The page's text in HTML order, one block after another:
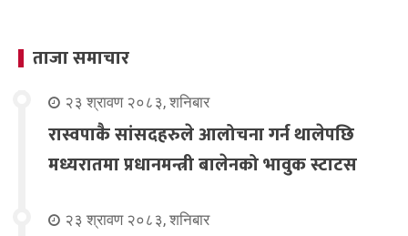
ताजा समाचार
२३ श्रावण २०८३, शनिबार
रास्वपाकै सांसदहरुले आलोचना गर्न थालेपछि
मध्यरातमा प्रधानमन्त्री बालेनको भावुक स्टाटस
२३ श्रावण २०८३, शनिबार